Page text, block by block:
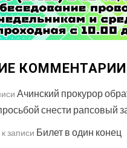
КОММЕНТАРИИ
Ачинский прокурор
снести рапсовый
к записи Билет в один конец